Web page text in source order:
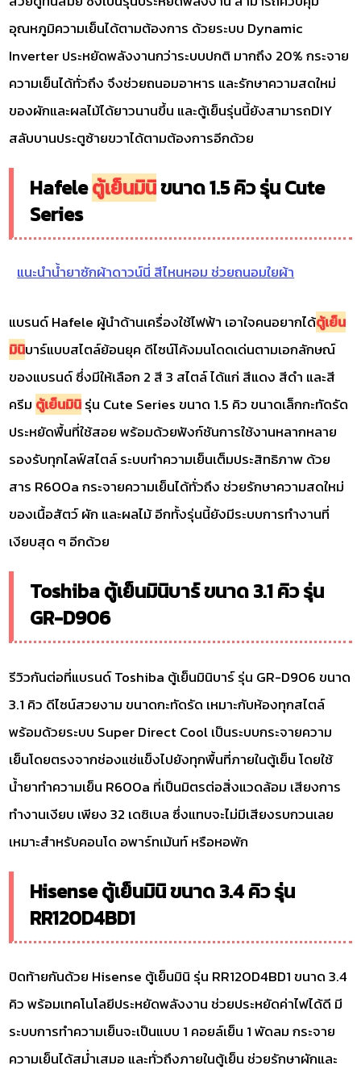
อุณหภูมิความเย็นได้ตามต้องการ ด้วยระบบ Dynamic
Inverter ประหยัดพลังงานกว่าระบบปกติ มากถึง 20% กระจาย
ความเย็นได้ทั่วถึง จึงช่วยถนอมอาหาร และรักษาความสดใหม่
ของผักและผลไม้ได้ยาวนานขึ้น และตู้เย็นรุ่นนี้ยังสามารถDIY
สลับบานประตูซ้ายขวาได้ตามต้องการอีกด้วย
Hafeleตู้เย็นมินิขนาด 1.5 คิว รุ่น Cute
Series
แนะนำน้ำยาซักผ้าดาวน์นี่ สีไหนหอม ช่วยถนอมใยผ้า
แบรนด์ Hafele ผู้นำด้านเครื่องใช้ไฟฟ้า เอาใจคนอยากได้ตู้เย็น
มินิบาร์แบบสไตล์ย้อนยุค ดีไซน์โค้งมนโดดเด่นตามเอกลักษณ์
ของแบรนด์ ซึ่งมีให้เลือก 2 สี 3 สไตล์ ได้แก่ สีแดง สีดำ และสี
ครีม ตู้เย็นมินิรุ่น Cute Series ขนาด 1.5 คิว ขนาดเล็กกะทัดรัด
ประหยัดพื้นที่ใช้สอย พร้อมด้วยฟังก์ชันการใช้งานหลากหลาย
รองรับทุกไลฟ์สไตล์ ระบบทำความเย็นเต็มประสิทธิภาพ ด้วย
สาร R600a กระจายความเย็นได้ทั่วถึง ช่วยรักษาความสดใหม่
ของเนื้อสัตว์ ผัก และผลไม้ อีกทั้งรุ่นนี้ยังมีระบบการทำงานที่
เงียบสุด ๆ อีกด้วย
Toshiba ตู้เย็นมินิบาร์ ขนาด 3.1 คิว รุ่น
GR-D906
รีวิวกันต่อที่แบรนด์ Toshiba ตู้เย็นมินิบาร์ รุ่น GR-D906 ขนาด
3.1 คิว ดีไซน์สวยงาม ขนาดกะทัดรัด เหมาะกับห้องทุกสไตล์
พร้อมด้วยระบบ Super Direct Cool เป็นระบบกระจายความ
เย็นโดยตรงจากช่องแช่แข็งไปยังทุกพื้นที่ภายในตู้เย็น โดยใช้
น้ำยาทำความเย็น R600a ที่เป็นมิตรต่อสิ่งแวดล้อม เสียงการ
ทำงานเงียบ เพียง 32 เดซิเบล ซึ่งแทบจะไม่มีเสียงรบกวนเลย
เหมาะสำหรับคอนโด อพาร์ทเม้นท์ หรือหอพัก
Hisense ตู้เย็นมินิ ขนาด 3.4 คิว รุ่น
RR120D4BD1
ปิดท้ายกันด้วย Hisense ตู้เย็นมินิ รุ่น RR120D4BD1 ขนาด 3.4
คิว พร้อมเทคโนโลยีประหยัดพลังงาน ช่วยประหยัดค่าไฟได้ดี มี
ระบบการทำความเย็นจะเป็นแบบ 1 คอยล์เย็น 1 พัดลม กระจาย
ความเย็นได้สม่ำเสมอ และทั่วถึงภายในตู้เย็น ช่วยรักษาผักและ